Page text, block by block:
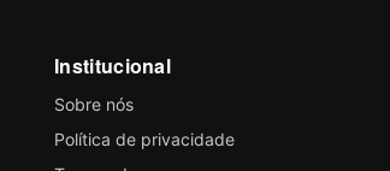
Institucional
Sobre nós
Política de privacidade